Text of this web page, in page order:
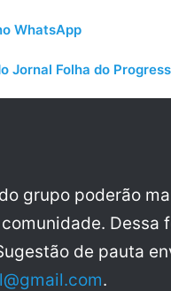
WhatsApp
Jornal Folha do
grupo poderão
Dessa
de pauta
.